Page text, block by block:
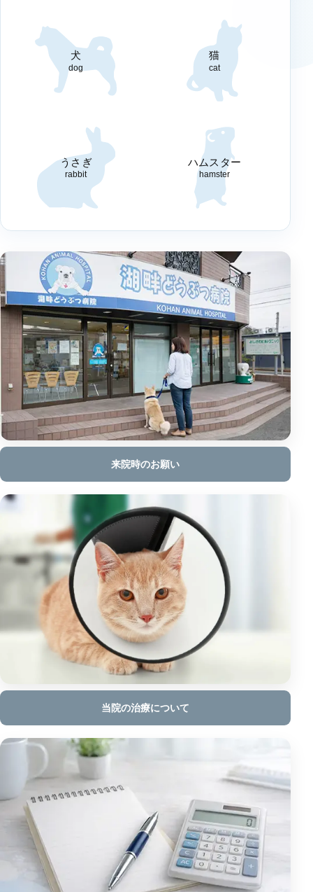
犬
dog
猫
cat
うさぎ
rabbit
ハムスター
hamster
来院時のお願い
当院の治療について